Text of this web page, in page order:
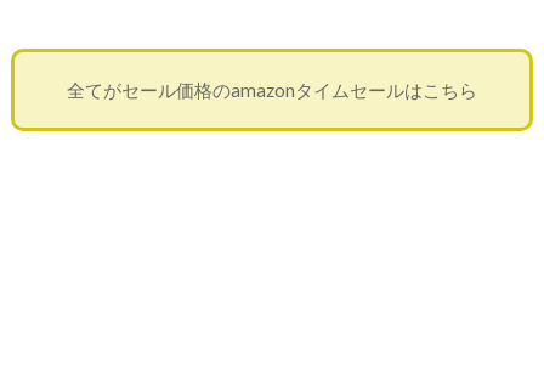
全てがセール価格のamazonタイムセールはこちら